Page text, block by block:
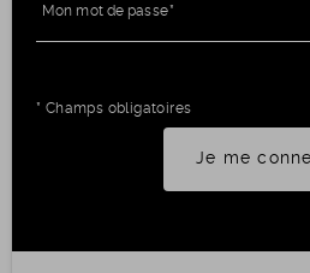
* Champs obligatoires
Mon mot de passe
Je me